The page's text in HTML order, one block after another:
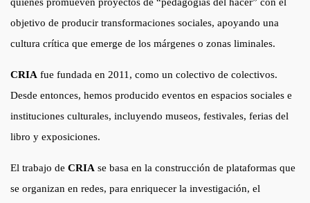
quienes promueven proyectos de “pedagogías del hacer” con el
objetivo de producir transformaciones sociales, apoyando una
cultura crítica que emerge de los márgenes o zonas liminales.
CRIA fue fundada en 2011, como un colectivo de colectivos.
Desde entonces, hemos producido eventos en espacios sociales e
instituciones culturales, incluyendo museos, festivales, ferias del
libro y exposiciones.
El trabajo de CRIA se basa en la construcción de plataformas que
se organizan en redes, para enriquecer la investigación, el